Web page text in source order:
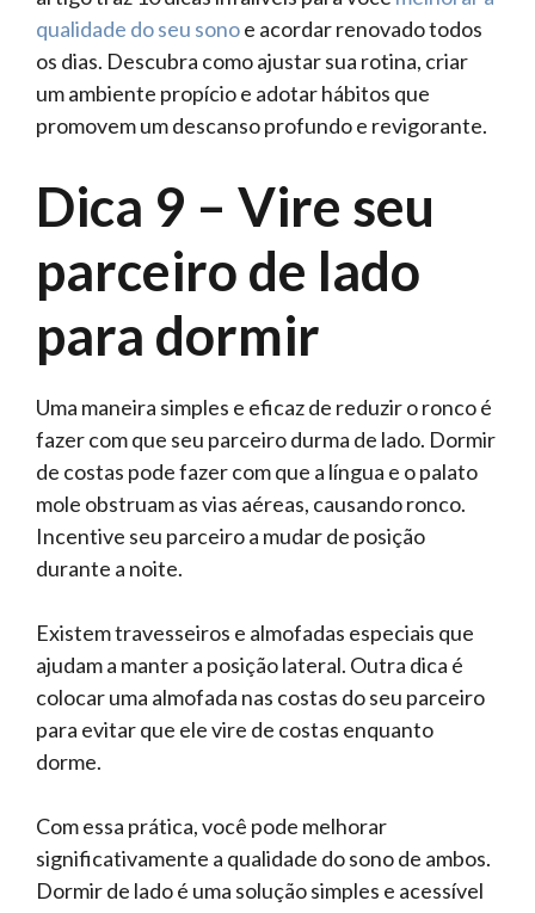
qualidade do seu sonoe acordar renovado todos
os dias. Descubra como ajustar sua rotina, criar
um ambiente propício e adotar hábitos que
promovem um descanso profundo e revigorante.
Dica 9 – Vire seu
parceiro de lado
para dormir
Uma maneira simples e eficaz de reduzir o ronco é
fazer com que seu parceiro durma de lado. Dormir
de costas pode fazer com que a língua e o palato
mole obstruam as vias aéreas, causando ronco.
Incentive seu parceiro a mudar de posição
durante a noite.
Existem travesseiros e almofadas especiais que
ajudam a manter a posição lateral. Outra dica é
colocar uma almofada nas costas do seu parceiro
para evitar que ele vire de costas enquanto
dorme.
Com essa prática, você pode melhorar
significativamente a qualidade do sono de ambos.
Dormir de lado é uma solução simples e acessível